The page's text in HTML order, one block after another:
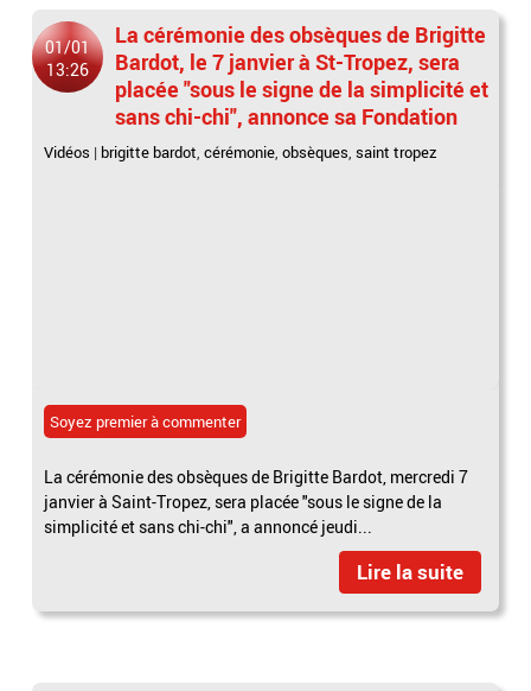
01/01
13:26
La cérémonie des obsèques de Brigitte
Bardot, le 7 janvier à St-Tropez, sera
placée "sous le signe de la simplicité et
sans chi-chi", annonce sa Fondation
Vidéos | brigitte bardot,cérémonie,obsèques,saint tropez
Soyez premier à commenter
La cérémonie des obsèques de Brigitte Bardot, mercredi 7
janvier à Saint-Tropez, sera placée "sous le signe de la
simplicité et sans chi-chi", a annoncé jeudi...
Lire la suite